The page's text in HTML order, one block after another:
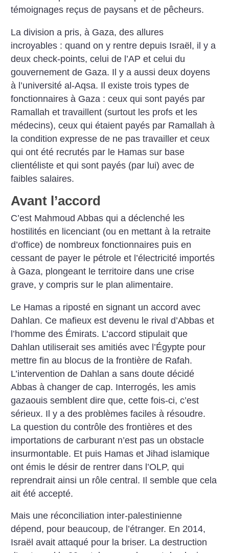
témoignages reçus de paysans et de pêcheurs.
La division a pris, à Gaza, des allures
incroyables : quand on y rentre depuis Israël, il y a
deux check-points, celui de l’AP et celui du
gouvernement de Gaza. Il y a aussi deux doyens
à l’université al-Aqsa. Il existe trois types de
fonctionnaires à Gaza : ceux qui sont payés par
Ramallah et travaillent (surtout les profs et les
médecins), ceux qui étaient payés par Ramallah à
la condition expresse de ne pas travailler et ceux
qui ont été recrutés par le Hamas sur base
clientéliste et qui sont payés (par lui) avec de
faibles salaires.
Avant l’accord
C’est Mahmoud Abbas qui a déclenché les
hostilités en licenciant (ou en mettant à la retraite
d’office) de nombreux fonctionnaires puis en
cessant de payer le pétrole et l’électricité importés
à Gaza, plongeant le territoire dans une crise
grave, y compris sur le plan alimentaire.
Le Hamas a riposté en signant un accord avec
Dahlan. Ce mafieux est devenu le rival d’Abbas et
l’homme des Émirats. L’accord stipulait que
Dahlan utiliserait ses amitiés avec l’Égypte pour
mettre fin au blocus de la frontière de Rafah.
L’intervention de Dahlan a sans doute décidé
Abbas à changer de cap. Interrogés, les amis
gazaouis semblent dire que, cette fois-ci, c’est
sérieux. Il y a des problèmes faciles à résoudre.
La question du contrôle des frontières et des
importations de carburant n’est pas un obstacle
insurmontable. Et puis Hamas et Jihad islamique
ont émis le désir de rentrer dans l’OLP, qui
reprendrait ainsi un rôle central. Il semble que cela
ait été accepté.
Mais une réconciliation inter-palestinienne
dépend, pour beaucoup, de l’étranger. En 2014,
Israël avait attaqué pour la briser. La destruction